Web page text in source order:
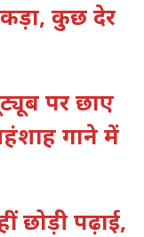
कुछ देर
पर छाए
गाने में
छोड़ी पढ़ाई,